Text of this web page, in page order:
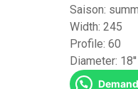
Saison:
Width:245
Profile:60
Diameter: 18''